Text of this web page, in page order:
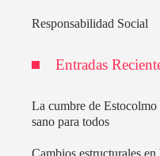
Responsabilidad Social
Entradas
La cumbre de
sano para todos